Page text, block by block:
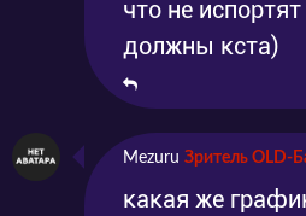
что не
должны кста)
Mezuru Зритель OLD-
какая же